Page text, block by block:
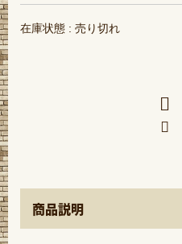
在庫状態 : 売り切れ
商品説明